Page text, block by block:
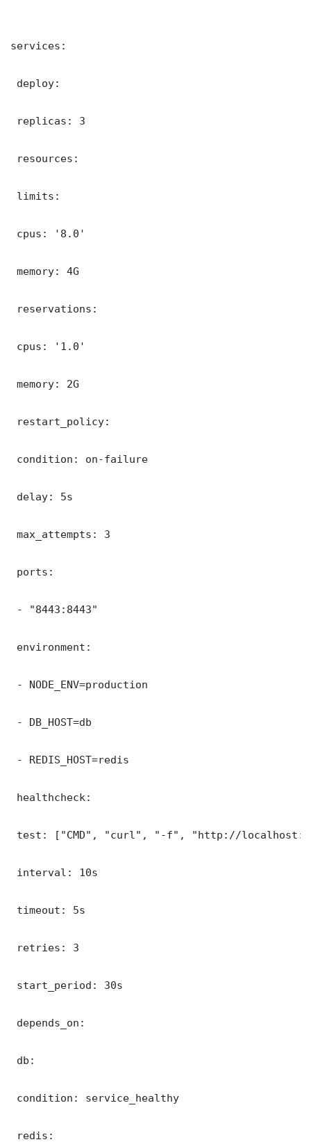
services:
deploy:
replicas: 3
resources:
limits:
cpus: '8.0'
memory: 4G
reservations:
cpus: '1.0'
memory: 2G
restart_policy:
condition: on-failure
delay: 5s
max_attempts: 3
ports:
- "8443:8443"
environment:
- NODE_ENV=production
- DB_HOST=db
- REDIS_HOST=redis
healthcheck:
test: ["CMD", "curl", "-f", "http://
interval: 10s
timeout: 5s
retries: 3
start_period: 30s
depends_on:
db:
condition: service_healthy
redis: